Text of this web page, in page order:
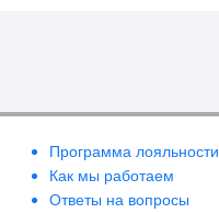
Программа лояльности
Как мы работаем
Ответы на вопросы